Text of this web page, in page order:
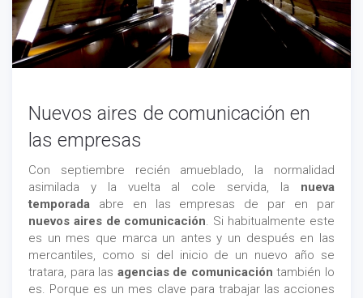
Nuevos aires de comunicación en
las empresas
Con septiembre recién amueblado, la normalidad
asimilada y la vuelta al cole servida, la nueva
temporada abre en las empresas de par en par
nuevos aires de comunicación. Si habitualmente este
es un mes que marca un antes y un después en las
mercantiles, como si del inicio de un nuevo año se
tratara, para las agencias de comunicación también lo
es. Porque es un mes clave para trabajar las acciones